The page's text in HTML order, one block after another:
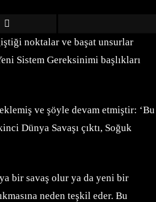
noktalar ve başat unsurlar
Sistem Gereksinimi başlıkları
ve şöyle devam etmiştir: ‘Bu
Dünya Savaşı çıktı, Soğuk
bir savaş olur ya da yeni bir
neden teşkil eder. Bu